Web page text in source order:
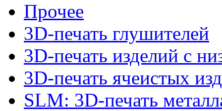
Прочее
3D-печать глушителей
3D-печать изделий с
3D-печать ячеистых
SLM: 3D-печать